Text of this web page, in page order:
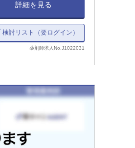
詳細を見る
検討リスト（要ログイン）
薬剤師求人No.J1022031